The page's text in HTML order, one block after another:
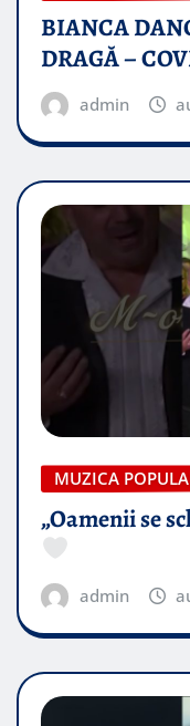
BIANCA
DRAGĂ –
admin
MUZICA
„Oamenii se
admin